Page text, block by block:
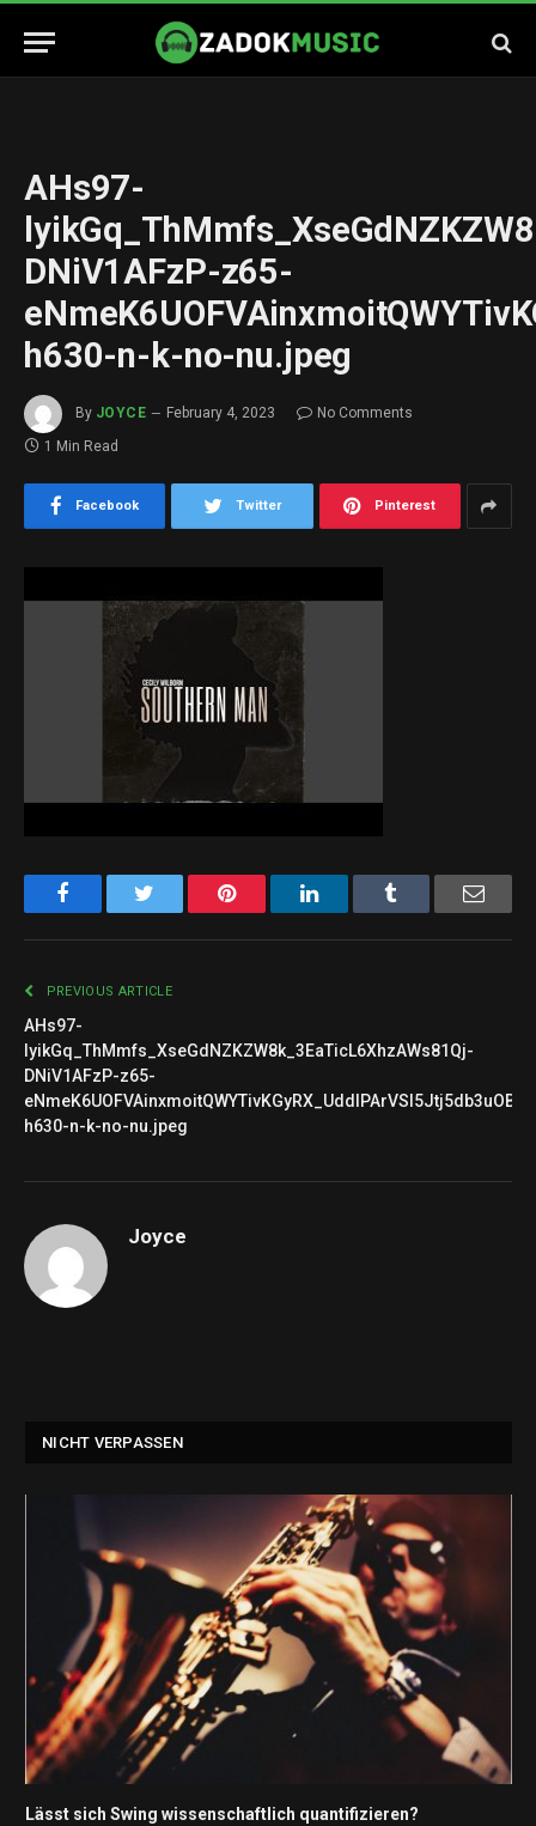
AHs97-
DNiV1AFzP-z65-
h630-n-k-no-nu.jpeg
By JOYCE February 4, 2023
No Comments
1 Min Read
Facebook Twitter Pinterest
Facebook Pinterest LinkedIn Email
PREVIOUS ARTICLE
AHs97-
lyikGq_ThMmfs_XseGdNZKZW8k_3EaTicL6XhzAWs81Qj-
DNiV1AFzP-z65-
h630-n-k-no-nu.jpeg
Joyce
NICHT VERPASSEN
Lässt sich Swing wissenschaftlich quantifizieren?